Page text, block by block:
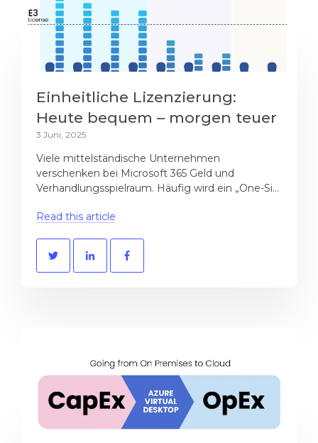
Einheitliche Lizenzierung:
Heute bequem – morgen teuer
3 Juni, 2025
Viele mittelständische Unternehmen
verschenken bei Microsoft 365 Geld und
Verhandlungsspielraum. Häufig wird ein „One-Si...
Read this article